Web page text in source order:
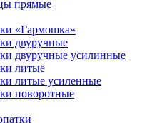
прямые
«Гармошка»
двуручные
двуручные усилинные
литые
литые усиленные
поворотные